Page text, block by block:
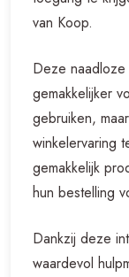
van Koop.
Deze naadloze
gemakkelijker
gebruiken,
winkelervaring
gemakkelijk
hun bestelling
Dankzij deze
waardevol